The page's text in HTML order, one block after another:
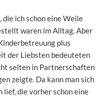
ich schon eine Weile
waren im Alltag. Aber
plus
der Liebsten bedeuteten
selten in Partnerschaften
zeigte. Da kann man sich
lief, die vorher schon eine